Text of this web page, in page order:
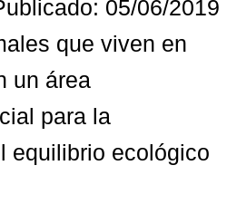
05/06/2019
que viven en
un área
para la
equilibrio ecológico